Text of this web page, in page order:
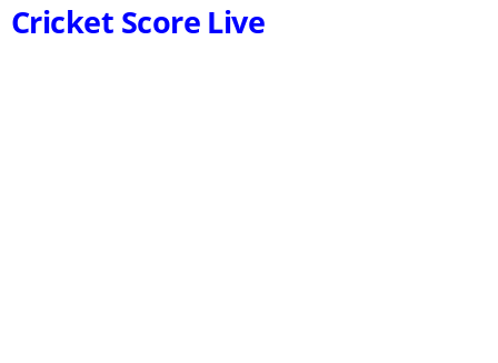
Cricket Score Live